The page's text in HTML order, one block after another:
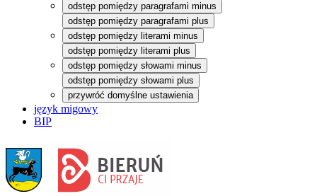
odstęp pomiędzy paragrafami minus
odstęp pomiędzy paragrafami plus
odstęp pomiędzy literami minus
odstęp pomiędzy literami plus
odstęp pomiędzy słowami minus
odstęp pomiędzy słowami plus
przywróć domyślne ustawienia
język migowy
BIP